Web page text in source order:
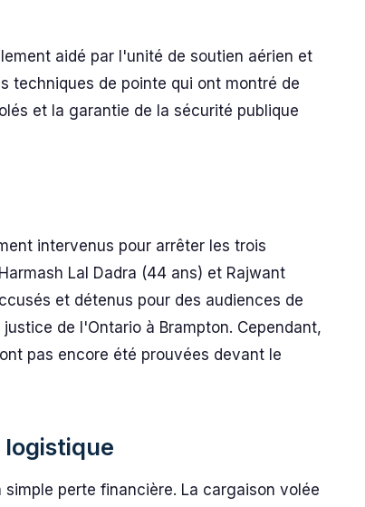
aidé par l'unité de soutien aérien et
techniques de pointe qui ont montré de
et la garantie de la sécurité publique
intervenus pour arrêter les trois
Lal Dadra (44 ans) et Rajwant
et détenus pour des audiences de
de l'Ontario à Brampton. Cependant,
pas encore été prouvées devant le
logistique
perte financière. La cargaison volée